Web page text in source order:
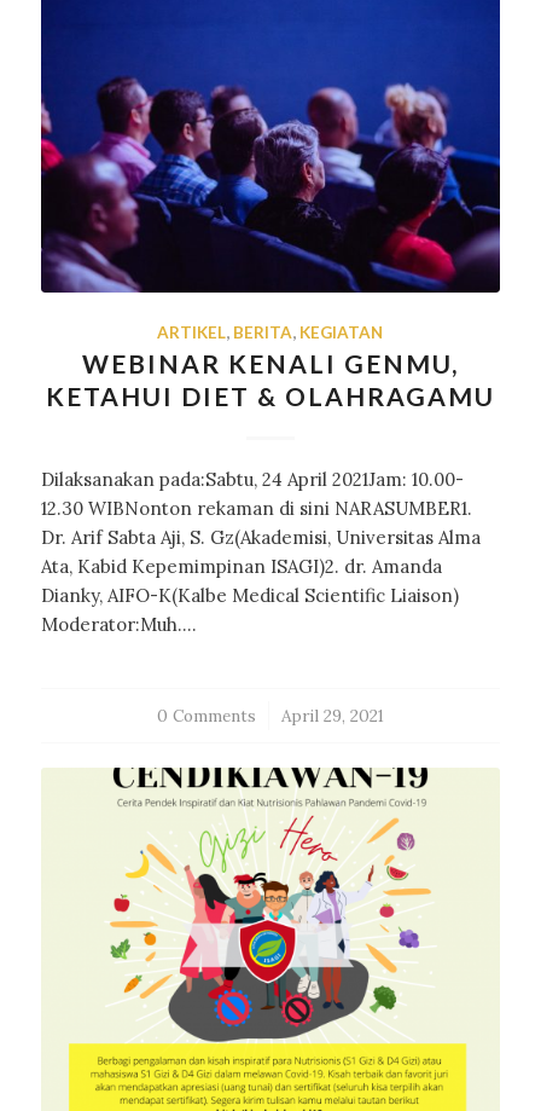
ARTIKEL, BERITA, KEGIATAN
WEBINAR KENALI GENMU,
KETAHUI DIET & OLAHRAGAMU
Dilaksanakan pada:Sabtu, 24 April 2021Jam: 10.00-
12.30 WIBNonton rekaman di sini NARASUMBER1.
Dr. Arif Sabta Aji, S. Gz(Akademisi, Universitas Alma
Ata, Kabid Kepemimpinan ISAGI)2. dr. Amanda
Dianky, AIFO-K(Kalbe Medical Scientific Liaison)
Moderator:Muh.…
0 Comments
/ April 29, 2021